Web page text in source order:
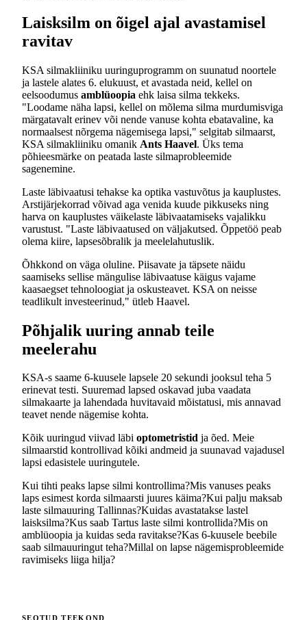
Laisksilm on õigel ajal avastamisel
ravitav
KSA silmakliiniku uuringuprogramm on suunatud noortele
ja lastele alates 6. elukuust, et avastada neid, kellel on
eelsoodumus amblüoopia ehk laisa silma tekkeks.
"Loodame näha lapsi, kellel on mõlema silma murdumisviga
märgatavalt erinev või nende vanuse kohta ebatavaline, ka
normaalsest nõrgema nägemisega lapsi," selgitab silmaarst,
KSA silmakliiniku omanik Ants Haavel. Üks tema
põhieesmärke on peatada laste silmaprobleemide
sagenemine.
Laste läbivaatusi tehakse ka optika vastuvõtus ja kauplustes.
Arstijärjekorrad võivad aga venida kuude pikkuseks ning
harva on kauplustes väikelaste läbivaatamiseks vajalikku
varustust. "Laste läbivaatused on väljakutsed. Õppetöö peab
olema kiire, lapsesõbralik ja meelelahutuslik.
Õhkkond on väga oluline. Piisavate ja täpsete näidu
saamiseks sellise mängulise läbivaatuse käigus vajame
kaasaegset tehnoloogiat ja oskusteavet. KSA on neisse
teadlikult investeerinud," ütleb Haavel.
Põhjalik uuring annab teile
meelerahu
KSA-s saame 6-kuusele lapsele 20 sekundi jooksul teha 5
erinevat testi. Suuremad lapsed oskavad juba vaadata
silmakaarte ja lahendada huvitavaid mõistatusi, mis annavad
teavet nende nägemise kohta.
Kõik uuringud viivad läbi optometristid ja õed. Meie
silmaarstid kontrollivad kõiki andmeid ja suunavad vajadusel
lapsi edasistele uuringutele.
Kui tihti peaks lapse silmi kontrollima?Mis vanuses peaks
laps esimest korda silmaarsti juures käima?Kui palju maksab
laste silmauuring Tallinnas?Kuidas avastatakse lastel
laisksilma?Kus saab Tartus laste silmi kontrollida?Mis on
amblüoopia ja kuidas seda ravitakse?Kas 6-kuusele beebile
saab silmauuringut teha?Millal on lapse nägemisprobleemide
ravimiseks liiga hilja?
SEOTUD TEEKOND